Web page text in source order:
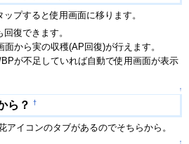
プすると使用画面に移ります。
復できます。
から実の収穫(AP回復)が行えます。
が不足していれば自動で使用画面が表示
↑
ら？ †
アイコンのタブがあるのでそちらから。
↑